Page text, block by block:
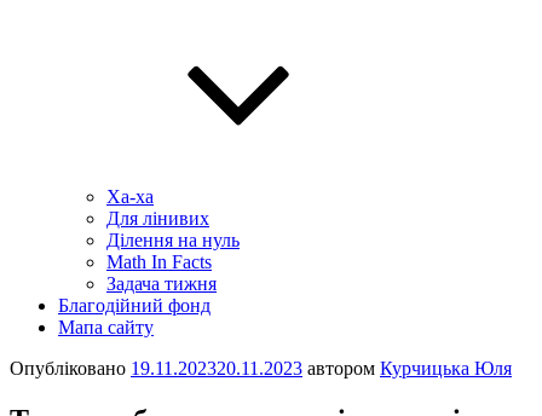
Ха-ха
Для лінивих
Ділення на нуль
Math In Facts
Задача тижня
Благодійний фонд
Мапа сайту
Опубліковано 19.11.202320.11.2023 автором Курчицька Юля